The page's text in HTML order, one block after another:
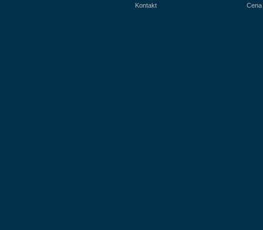
Kontakt